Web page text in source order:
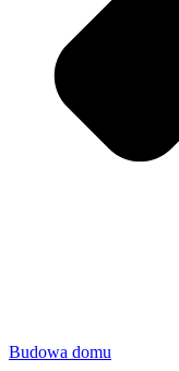
Budowa domu